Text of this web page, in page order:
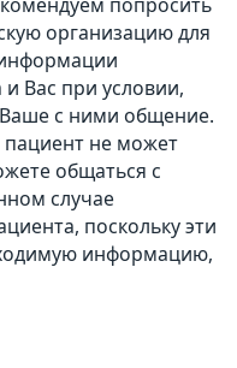
попросить
организацию для
Вас при условии,
Ваше с ними общение.
пациент не может
общаться с
случае
поскольку эти
информацию,